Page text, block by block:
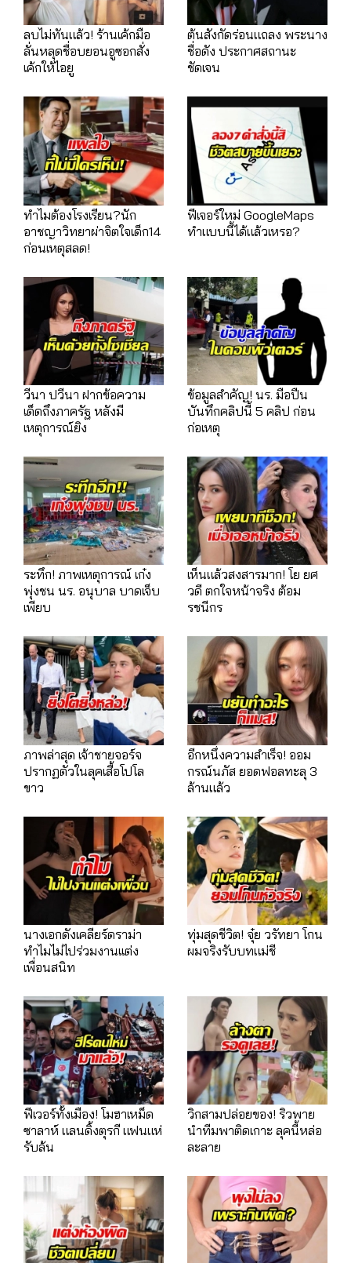
ลบไม่ทันแล้ว! ร้านเค้กมือ
ลั่นหลุดชื่อบยอนอูซอกสั่ง
เค้กให้ไอยู
ต้นสังกัดร่อนแถลง พระนาง
ชื่อดัง ประกาศสถานะ
ชัดเจน
ทำไมต้องโรงเรียน?นัก
อาชญาวิทยาผ่าจิตใจเด็ก14
ก่อนเหตุสลด!
ฟีเจอร์ใหม่ GoogleMaps
ทำแบบนี้ได้แล้วเหรอ?
วีนา ปวีนา ฝากข้อความ
เด็ดถึงภาครัฐ หลังมี
เหตุการณ์ยิง
ข้อมูลสำคัญ! นร. มือปืน
บันทึกคลิปนี้ 5 คลิป ก่อน
ก่อเหตุ
ระทึก! ภาพเหตุการณ์ เก๋ง
พุ่งชน นร. อนุบาล บาดเจ็บ
เพียบ
เห็นแล้วสงสารมาก! โย ยศ
วดี ตกใจหน้าจริง ต้อม
รชนีกร
ภาพล่าสุด เจ้าชายจอร์จ
ปรากฏตัวในลุคเสื้อโปโล
ขาว
อีกหนึ่งความสำเร็จ! ออม
กรณ์นภัส ยอดฟอลทะลุ 3
ล้านแล้ว
นางเอกดังเคลียร์ดราม่า
ทำไมไม่ไปร่วมงานเเต่ง
เพื่อนสนิท
ทุ่มสุดชีวิต! จุ๋ย วรัทยา โกน
ผมจริงรับบทแม่ชี
ฟีเวอร์ทั้งเมือง! โมฮาเหม็ด
ซาลาห์ แลนดิ้งตุรกี แฟนแห่
รับล้น
วิกสามปล่อยของ! ริวพาย
นำทีมพาติดเกาะ ลุคนี้หล่อ
ละลาย